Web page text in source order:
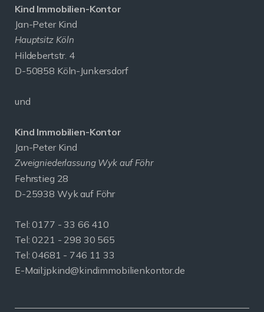
Kind Immobilien-Kontor
Jan-Peter Kind
Hauptsitz Köln
Hildebertstr. 4
D-50858 Köln-Junkersdorf
und
Kind Immobilien-Kontor
Jan-Peter Kind
Zweigniederlassung Wyk auf Föhr
Fehrstieg 28
D-25938 Wyk auf Föhr
Tel:0177 - 33 66 410
Tel: 0221 - 298 30 565
Tel: 04681 - 746 11 33
E-Mail:jpkind@kindimmobilienkontor.de